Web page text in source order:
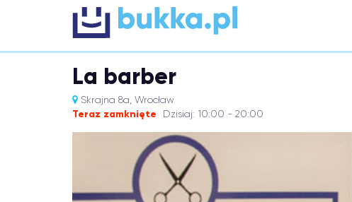
La barber
Skrajna 8a, Wrocław
Teraz zamknięte Dzisiaj: 10:00 - 20:00